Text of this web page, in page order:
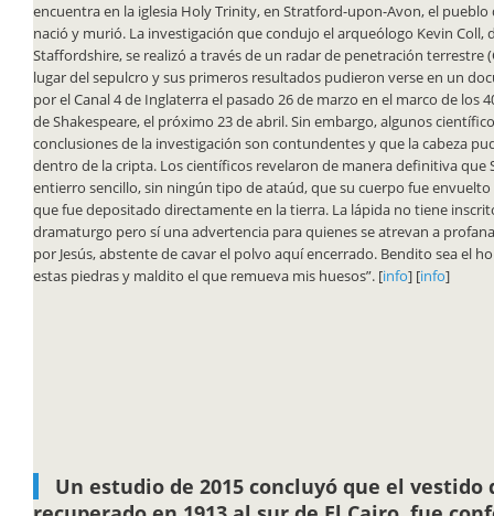
encuentra en la iglesia Holy Trinity, en Stratford-upon-Avon, el pueblo
nació y murió. La investigación que condujo el arqueólogo Kevin Coll,
Staffordshire, se realizó a través de un radar de penetración terrestre
lugar del sepulcro y sus primeros resultados pudieron verse en un
por el Canal 4 de Inglaterra el pasado 26 de marzo en el marco de los
de Shakespeare, el próximo 23 de abril. Sin embargo, algunos
conclusiones de la investigación son contundentes y que la cabeza
dentro de la cripta. Los científicos revelaron de manera definitiva que
entierro sencillo, sin ningún tipo de ataúd, que su cuerpo fue
que fue depositado directamente en la tierra. La lápida no tiene
dramaturgo pero sí una advertencia para quienes se atrevan a
por Jesús, abstente de cavar el polvo aquí encerrado. Bendito sea el
estas piedras y maldito el que remueva mis huesos”. [info] [info]
Un estudio de 2015 concluyó que el vestido